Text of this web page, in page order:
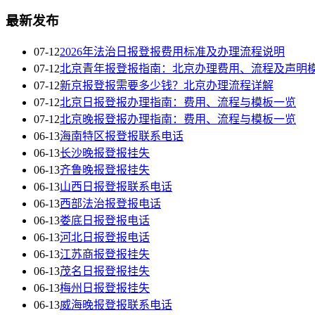
最新发布
07-122026年法治日报登报费用标准及办理流程说明
07-12北京青年报登报指南：北京办理费用、流程及声明
07-12新京报登报需要多少钱？北京办理流程详解
07-12北京日报登报办理指南：费用、流程与模板一览
07-12北京晚报登报办理指南：费用、流程与模板一览
06-13海南特区报登报联系电话
06-13长沙晚报登报挂失
06-13齐鲁晚报登报挂失
06-13山西日报登报联系电话
06-13西部法治报登报电话
06-13娄底日报登报电话
06-13河北日报登报电话
06-13江苏商报登报挂失
06-13茂名日报登报挂失
06-13梅州日报登报挂失
06-13威海晚报登报联系电话